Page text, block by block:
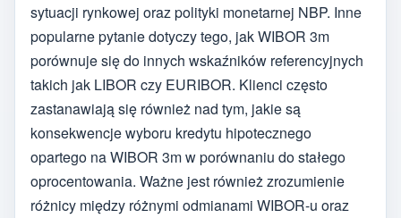
sytuacji rynkowej oraz polityki monetarnej NBP. Inne
popularne pytanie dotyczy tego, jak WIBOR 3m
porównuje się do innych wskaźników referencyjnych
takich jak LIBOR czy EURIBOR. Klienci często
zastanawiają się również nad tym, jakie są
konsekwencje wyboru kredytu hipotecznego
opartego na WIBOR 3m w porównaniu do stałego
oprocentowania. Ważne jest również zrozumienie
różnicy między różnymi odmianami WIBOR-u oraz